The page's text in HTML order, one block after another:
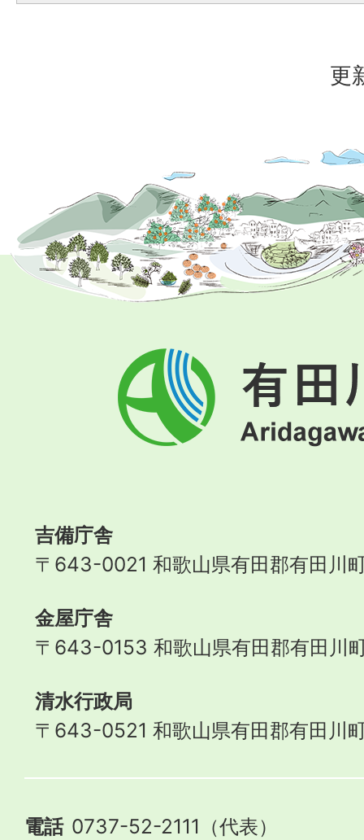
更
有
田
川
町
吉備庁舎
〒643-0021 和歌山県有田郡有田川
金屋庁舎
〒643-0153 和歌山県有田郡有田川
清水行政局
〒643-0521 和歌山県有田郡有田川
電話 0737-52-2111（代表）